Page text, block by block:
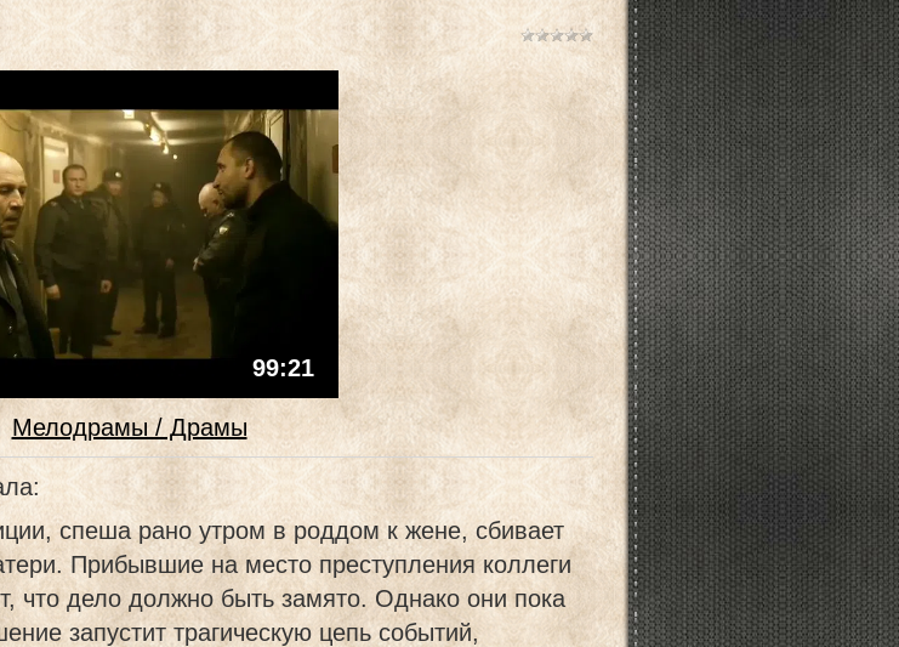
99:21
Мелодрамы / Драмы
:
спеша рано утром в роддом к жене, сбивает
Прибывшие на место преступления коллеги
что дело должно быть замято. Однако они пока
запустит трагическую цепь событий,